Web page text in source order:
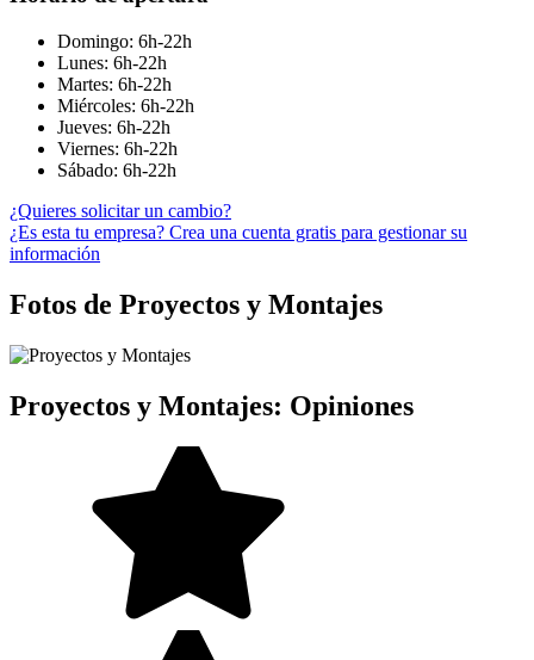
Domingo: 6h-22h
Lunes: 6h-22h
Martes: 6h-22h
Miércoles: 6h-22h
Jueves: 6h-22h
Viernes: 6h-22h
Sábado: 6h-22h
¿Quieres solicitar un cambio?
¿Es esta tu empresa? Crea una cuenta gratis para gestionar su
información
Fotos de Proyectos y Montajes
Proyectos y Montajes: Opiniones